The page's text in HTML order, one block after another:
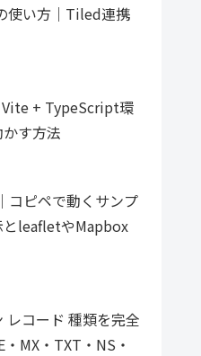
い方｜Tiled連携
Vite + TypeScript環
す方法
コピペで動くサンプ
とleafletやMapbox
レコード 種類を完全
・MX・TXT・NS・